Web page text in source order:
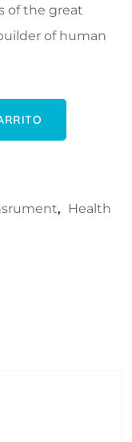
of the great
of human
, Health